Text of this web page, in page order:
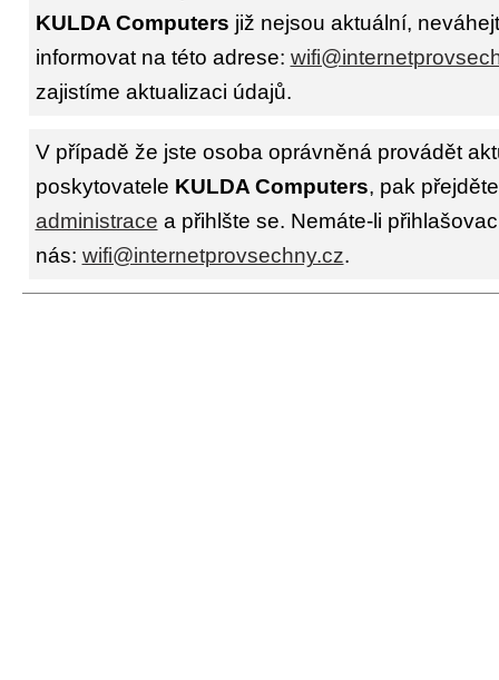
KULDA Computers již nejsou aktuální,
informovat na této adrese:
zajistíme aktualizaci údajů.
V případě že jste osoba oprávněná provádět
poskytovatele KULDA Computers, pak
administrace a přihlšte se. Nemáte-li
nás: wifi@internetprovsechny.cz.